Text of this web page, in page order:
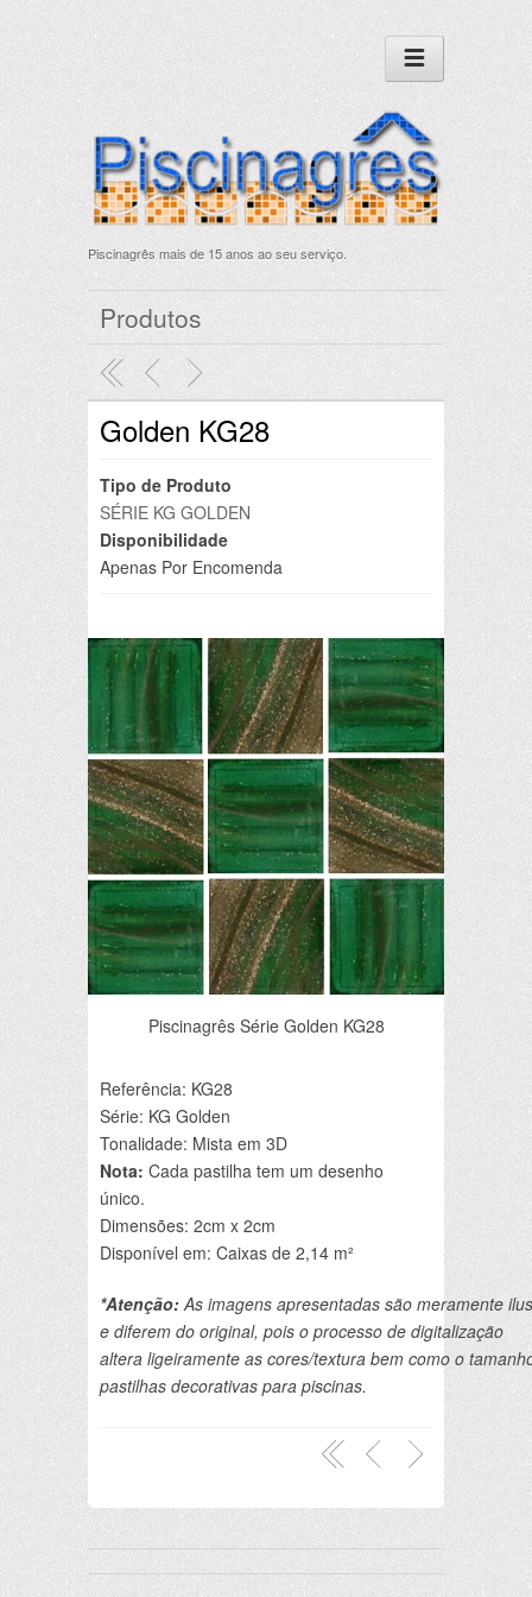
Piscinagrês mais de 15 anos ao seu serviço.
Produtos
Golden KG28
Tipo de Produto
SÉRIE KG GOLDEN
Disponibilidade
Apenas Por Encomenda
Piscinagrês Série Golden KG28
Referência: KG28
Série: KG Golden
Tonalidade: Mista em 3D
Nota: Cada pastilha tem um desenho
único.
Dimensões: 2cm x 2cm
Disponível em: Caixas de 2,14 m²
*Atenção: As imagens apresentadas são meramente
e diferem do original, pois o processo de digitalização
altera ligeiramente as cores/textura bem como o
pastilhas decorativas para piscinas.